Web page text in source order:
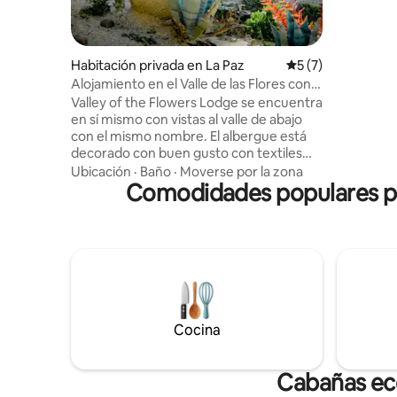
Habitación privada en La Paz Calificación
5 (7)
Alojamiento en el Valle de las Flores con
desayuno
Valley of the Flowers Lodge se encuentra
en sí mismo con vistas al valle de abajo
con el mismo nombre. El albergue está
decorado con buen gusto con textiles
andinos. Puede alojar a 4 personas con
una cama doble grande y 2 camas
individuales, todas con acogedores
corren a primera hora de la noche y hay
una fogata para disfrutar de las noches
llenas de estrellas.
Ubicación · Baño · Moverse por la zona
Comodidades populares
Cocina
Cabañas